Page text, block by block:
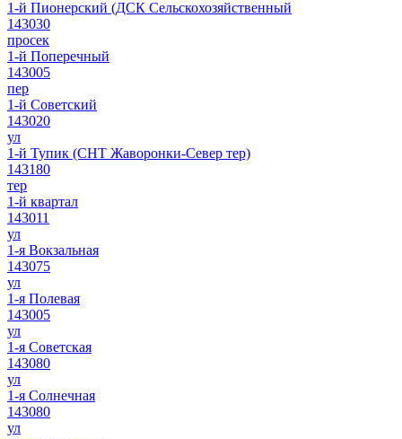
1-й Пионерский (ДСК Сельскохозяйственный
143030
просек
1-й Поперечный
143005
пер
1-й Советский
143020
ул
1-й Тупик (СНТ Жаворонки-Север тер)
143180
тер
1-й квартал
143011
ул
1-я Вокзальная
143075
ул
1-я Полевая
143005
ул
1-я Советская
143080
ул
1-я Солнечная
143080
ул